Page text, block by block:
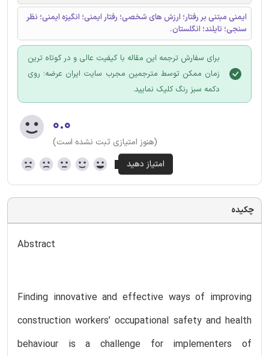
ایمنی مبتنی بر رفتار؛ ارزش های شخصی؛ رفتار ایمنی؛ انگیزه ایمنی؛ نظر
سنجی؛ تایلند؛ انگلستان.
برای سفارش ترجمه این مقاله با کیفیت عالی و در کوتاه ترین
زمان ممکن توسط مترجمین مجرب سایت ایران عرضه؛ روی
دکمه سبز رنگ کلیک نمایید.
۰.۰
(هنوز امتیازی ثبت نشده است)
چکیده
Abstract
Finding innovative and effective ways of improving
construction workers’ occupational safety and health
behaviour is a challenge for implementers of